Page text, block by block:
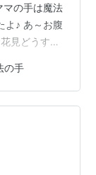
の手は魔法
よ♪ あ～お腹
見どうする
うね！！！
ちのこの言葉
美味しいお
葉・・・マ
の猫マンガ
の手